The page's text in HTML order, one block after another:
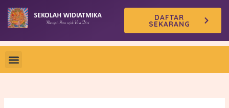
Skip
content
DAFTAR
SEKARANG